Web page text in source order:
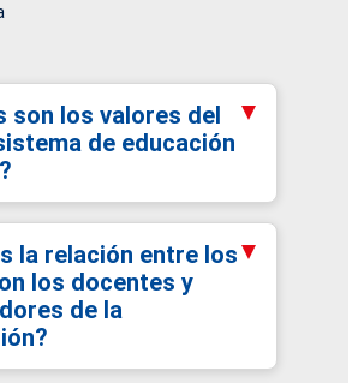
son los valores del
de educación
la relación entre los
los docentes y
de la